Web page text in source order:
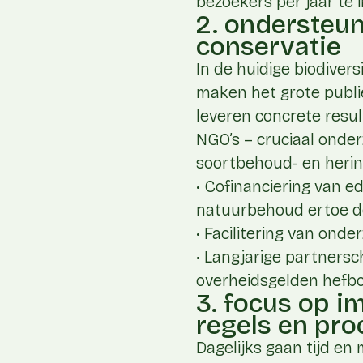
2.
conservatie
In de huidige
maken het grote
leveren concrete
NGO’s – cruciaal
soortbehoud- en
• Cofinanciering van
natuurbehoud ertoe
• Facilitering van
• Langjarige
overheidsgelden
3. focus op
regels en
Dagelijks gaan tijd en